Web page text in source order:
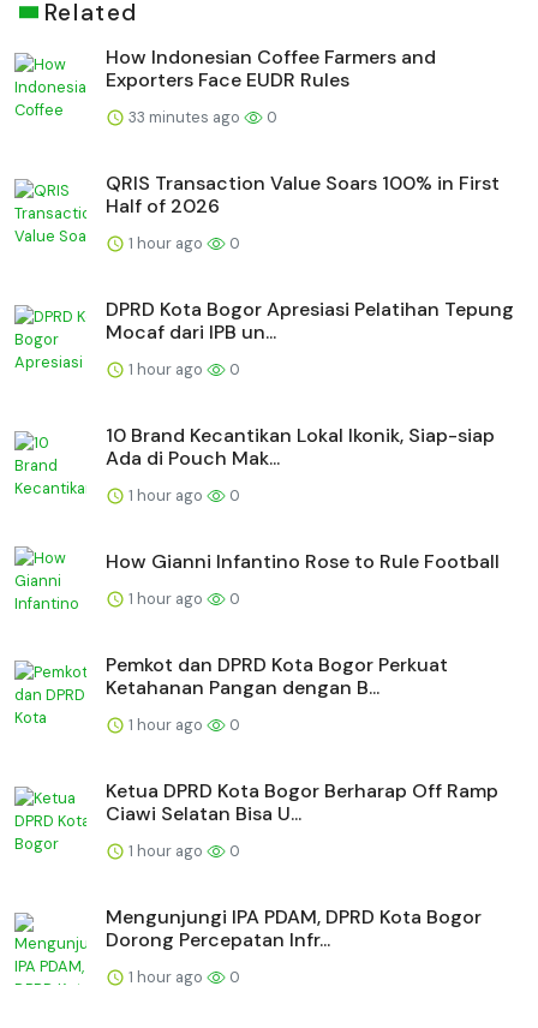
Related
How Indonesian Coffee Farmers and
Exporters Face EUDR Rules
33 minutes ago 0
QRIS Transaction Value Soars 100% in First
Half of 2026
1 hour ago 0
DPRD Kota Bogor Apresiasi Pelatihan Tepung
Mocaf dari IPB un...
1 hour ago 0
10 Brand Kecantikan Lokal Ikonik, Siap-siap
Ada di Pouch Mak...
1 hour ago 0
How Gianni Infantino Rose to Rule Football
1 hour ago 0
Pemkot dan DPRD Kota Bogor Perkuat
Ketahanan Pangan dengan B...
1 hour ago 0
Ketua DPRD Kota Bogor Berharap Off Ramp
Ciawi Selatan Bisa U...
1 hour ago 0
Mengunjungi IPA PDAM, DPRD Kota Bogor
Dorong Percepatan Infr...
1 hour ago 0